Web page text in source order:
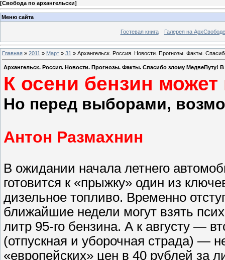
[Свобода по архангельски]
Меню сайта
Гостевая книга Галерея на АрхСвободе
Главная » 2011 » Март » 31 » Архангельск. Россия. Новости. Прогнозы. Факты.
Архангельск. Россия. Новости. Прогнозы. Факты. Спасибо злому
К осени бензин
Но перед выборами,
Антон Размахнин
В ожидании начала летнего
готовится к «прыжку» один из
дизельное топливо. Временно
ближайшие недели могут взять
литр 95-го бензина. А к августу —
(отпускная и уборочная страда) —
«европейских» цен в 40 рублей за